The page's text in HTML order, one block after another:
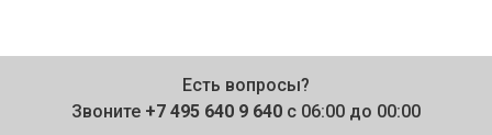
Есть вопросы?
Звоните +7 495 640 9 640 с 06:00 до 00:00